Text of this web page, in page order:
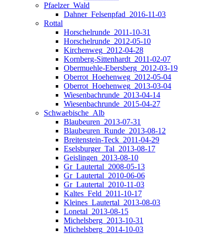
Pfaelzer_Wald
Dahner_Felsenpfad_2016-11-03
Rottal
Horschelrunde_2011-10-31
Horschelrunde_2012-05-10
Kirchenweg_2012-04-28
Kornberg-Sittenhardt_2011-02-07
Obermuehle-Ebersberg_2012-03-19
Oberrot_Hoehenweg_2012-05-04
Oberrot_Hoehenweg_2013-03-04
Wiesenbachrunde_2013-04-14
Wiesenbachrunde_2015-04-27
Schwaebische_Alb
Blaubeuren_2013-07-31
Blaubeuren_Runde_2013-08-12
Breitenstein-Teck_2011-04-29
Eselsburger_Tal_2013-08-17
Geislingen_2013-08-10
Gr_Lautertal_2008-05-13
Gr_Lautertal_2010-06-06
Gr_Lautertal_2010-11-03
Kaltes_Feld_2011-10-17
Kleines_Lautertal_2013-08-03
Lonetal_2013-08-15
Michelsberg_2013-10-31
Michelsberg_2014-10-03